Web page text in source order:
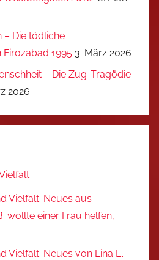
– Die tödliche
1995 3. März 2026
– Die Zug-Tragödie
2026
Vielfalt: Neues aus
wollte einer Frau helfen,
Vielfalt: Neues von Lina E. –